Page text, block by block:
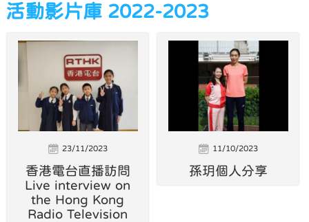
活動影片庫 2022-2023
23/11/2023
香港電台直播訪問
Live interview on
the Hong Kong
Radio Television
11/10/2023
孫玥個人分享